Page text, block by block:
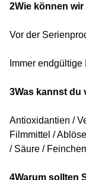
2Wie können
Vor der
Immer
3Was kannst du
Antioxidantien /
Filmmittel /
/ Säure /
4Warum sollten